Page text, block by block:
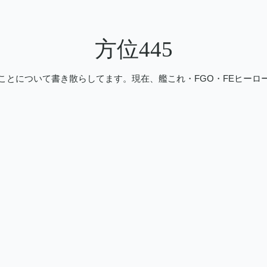
方位445
とについて書き散らしてます。現在、艦これ・FGO・FEヒーロ